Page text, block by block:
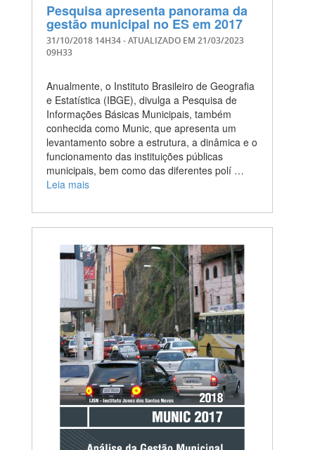
Pesquisa apresenta panorama da
gestão municipal no ES em 2017
31/10/2018 14H34- ATUALIZADO EM 21/03/2023
09H33
Anualmente, o Instituto Brasileiro de Geografia
e Estatística (IBGE), divulga a Pesquisa de
Informações Básicas Municipais, também
conhecida como Munic, que apresenta um
levantamento sobre a estrutura, a dinâmica e o
funcionamento das instituições públicas
municipais, bem como das diferentes polí …
Leia mais